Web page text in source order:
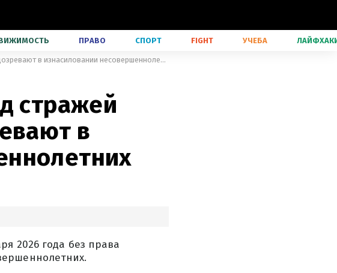
ПРАВО СПОРТ FIGHT УЧЕБА
Печерский суд оставил под стражей Белоуса, которого подозревают в изнасиловании несовершеннолетних
стражей
в
2026 года без права